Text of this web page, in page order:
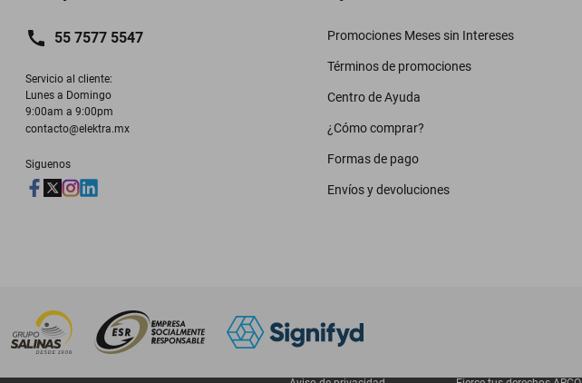
55 7577 5547
Servicio al cliente:
Lunes a Domingo
9:00am a 9:00pm
contacto@elektra.mx
Siguenos
Promociones Meses sin Intereses
Términos de promociones
Centro de Ayuda
¿Cómo comprar?
Formas de pago
Envíos y devoluciones